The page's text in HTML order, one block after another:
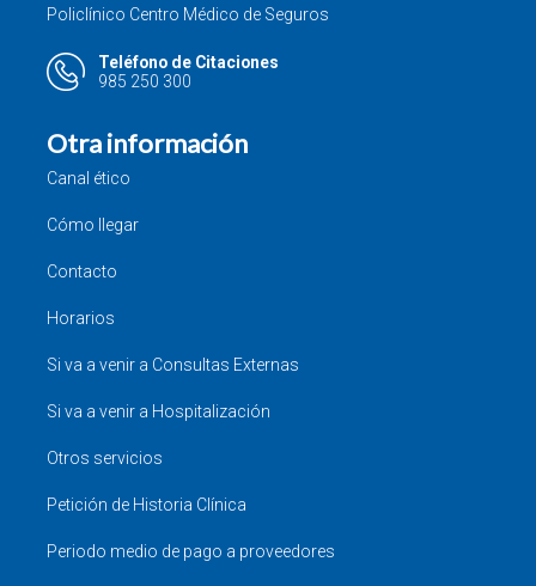
Policlínico Centro Médico de Seguros
Teléfono de Citaciones
985 250 300
Otra información
Canal ético
Cómo llegar
Contacto
Horarios
Si va a venir a Consultas Externas
Si va a venir a Hospitalización
Otros servicios
Petición de Historia Clínica
Periodo medio de pago a proveedores